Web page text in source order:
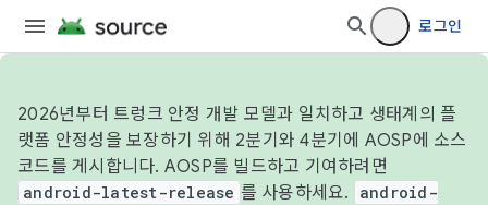
로그인
2026년부터 트렁크 안정 개발 모델과 일치하고 생태계의 플
랫폼 안정성을 보장하기 위해 2분기와 4분기에 AOSP에 소스
코드를 게시합니다. AOSP를 빌드하고 기여하려면
android-latest-release 를 사용하세요.
android-